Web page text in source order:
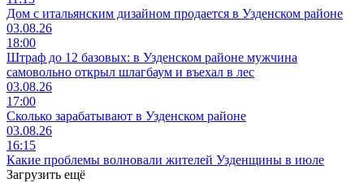
Дом с итальянским дизайном продается в Узденском районе
03.08.26
18:00
Штраф до 12 базовых: в Узденском районе мужчина
самовольно открыл шлагбаум и въехал в лес
03.08.26
17:00
Сколько зарабатывают в Узденском районе
03.08.26
16:15
Какие проблемы волновали жителей Узденщины в июле
Загрузить ещё